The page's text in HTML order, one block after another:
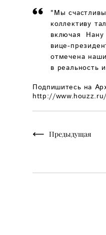
"Мы
коллективу
включая Нану
вице-
отмечена
в реальность
Подпишитесь на
http://
Предыдущая